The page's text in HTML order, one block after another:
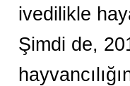
ivedilikle
Şimdi de,